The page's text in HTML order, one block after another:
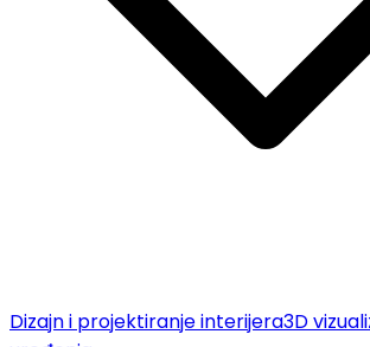
Dizajn i projektiranje interijera3D